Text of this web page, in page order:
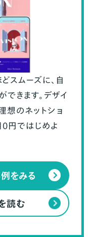
スムーズに、自
きます。デザイ
想のネットショ
0円ではじめよ
をみる
読む